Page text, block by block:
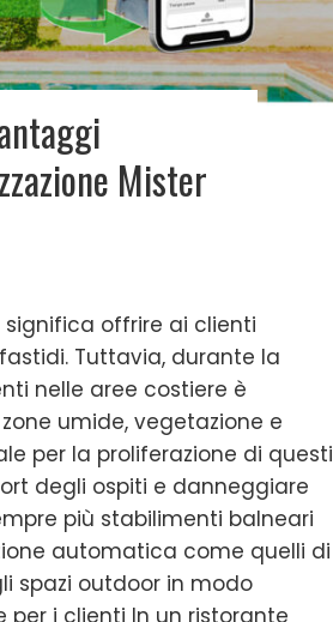
Mister
offrire ai clienti
Tuttavia, durante la
nelle aree costiere è
umide, vegetazione e
per la proliferazione di questi
degli ospiti e danneggiare
più stabilimenti balneari
automatica come quelli di
spazi outdoor in modo
per i clienti In un ristorante